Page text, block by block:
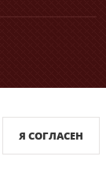
Я СОГЛАСЕН